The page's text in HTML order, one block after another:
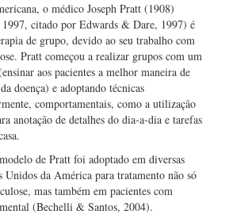
o médico Joseph Pratt (1908)
citado por Edwards & Dare, 1997) é
de grupo, devido ao seu trabalho com
Pratt começou a realizar grupos com um
aos pacientes a melhor maneira de
doença) e adoptando técnicas
comportamentais, como a utilização
anotação de detalhes do dia-a-dia e tarefas
de Pratt foi adoptado em diversas
Unidos da América para tratamento não só
mas também em pacientes com
(Bechelli & Santos, 2004).